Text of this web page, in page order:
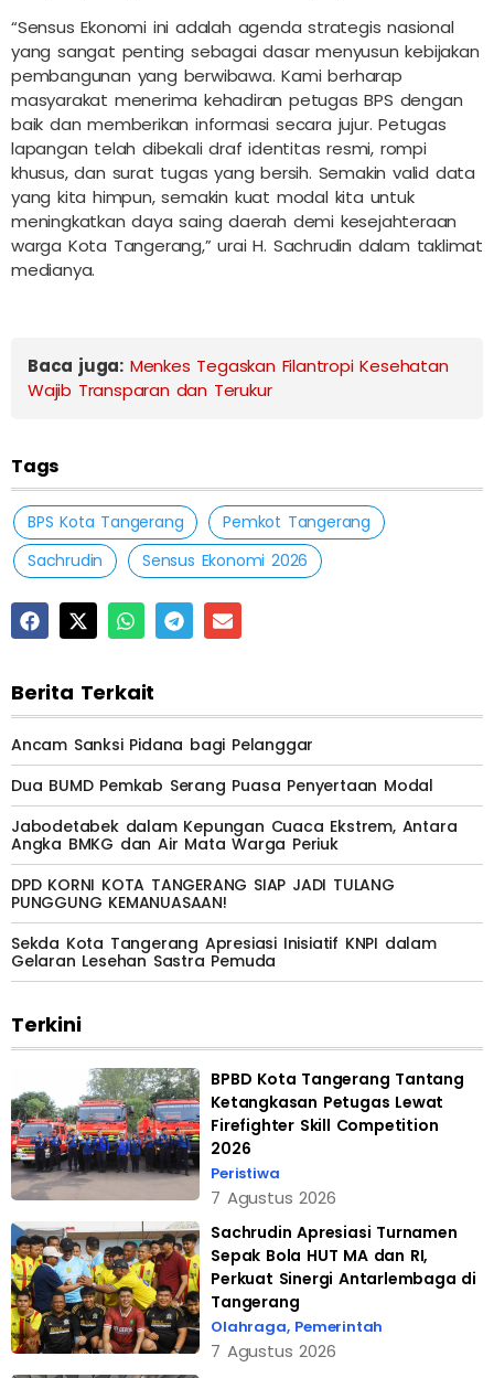
“Sensus Ekonomi ini adalah agenda strategis nasional
yang sangat penting sebagai dasar menyusun kebijakan
pembangunan yang berwibawa. Kami berharap
masyarakat menerima kehadiran petugas BPS dengan
baik dan memberikan informasi secara jujur. Petugas
lapangan telah dibekali draf identitas resmi, rompi
khusus, dan surat tugas yang bersih. Semakin valid data
yang kita himpun, semakin kuat modal kita untuk
meningkatkan daya saing daerah demi kesejahteraan
warga Kota Tangerang,” urai H. Sachrudin dalam taklimat
medianya.
Baca juga: Menkes Tegaskan Filantropi Kesehatan
Wajib Transparan dan Terukur
Tags
BPS Kota Tangerang
Pemkot Tangerang
Sachrudin
Sensus Ekonomi 2026
Berita Terkait
Ancam Sanksi Pidana bagi Pelanggar
Dua BUMD Pemkab Serang Puasa Penyertaan Modal
Jabodetabek dalam Kepungan Cuaca Ekstrem, Antara
Angka BMKG dan Air Mata Warga Periuk
DPD KORNI KOTA TANGERANG SIAP JADI TULANG
PUNGGUNG KEMANUASAAN!
Sekda Kota Tangerang Apresiasi Inisiatif KNPI dalam
Gelaran Lesehan Sastra Pemuda
Terkini
BPBD Kota Tangerang Tantang
Ketangkasan Petugas Lewat
Firefighter Skill Competition
2026
Peristiwa
7 Agustus 2026
Sachrudin Apresiasi Turnamen
Sepak Bola HUT MA dan RI,
Perkuat Sinergi Antarlembaga di
Tangerang
Olahraga, Pemerintah
7 Agustus 2026